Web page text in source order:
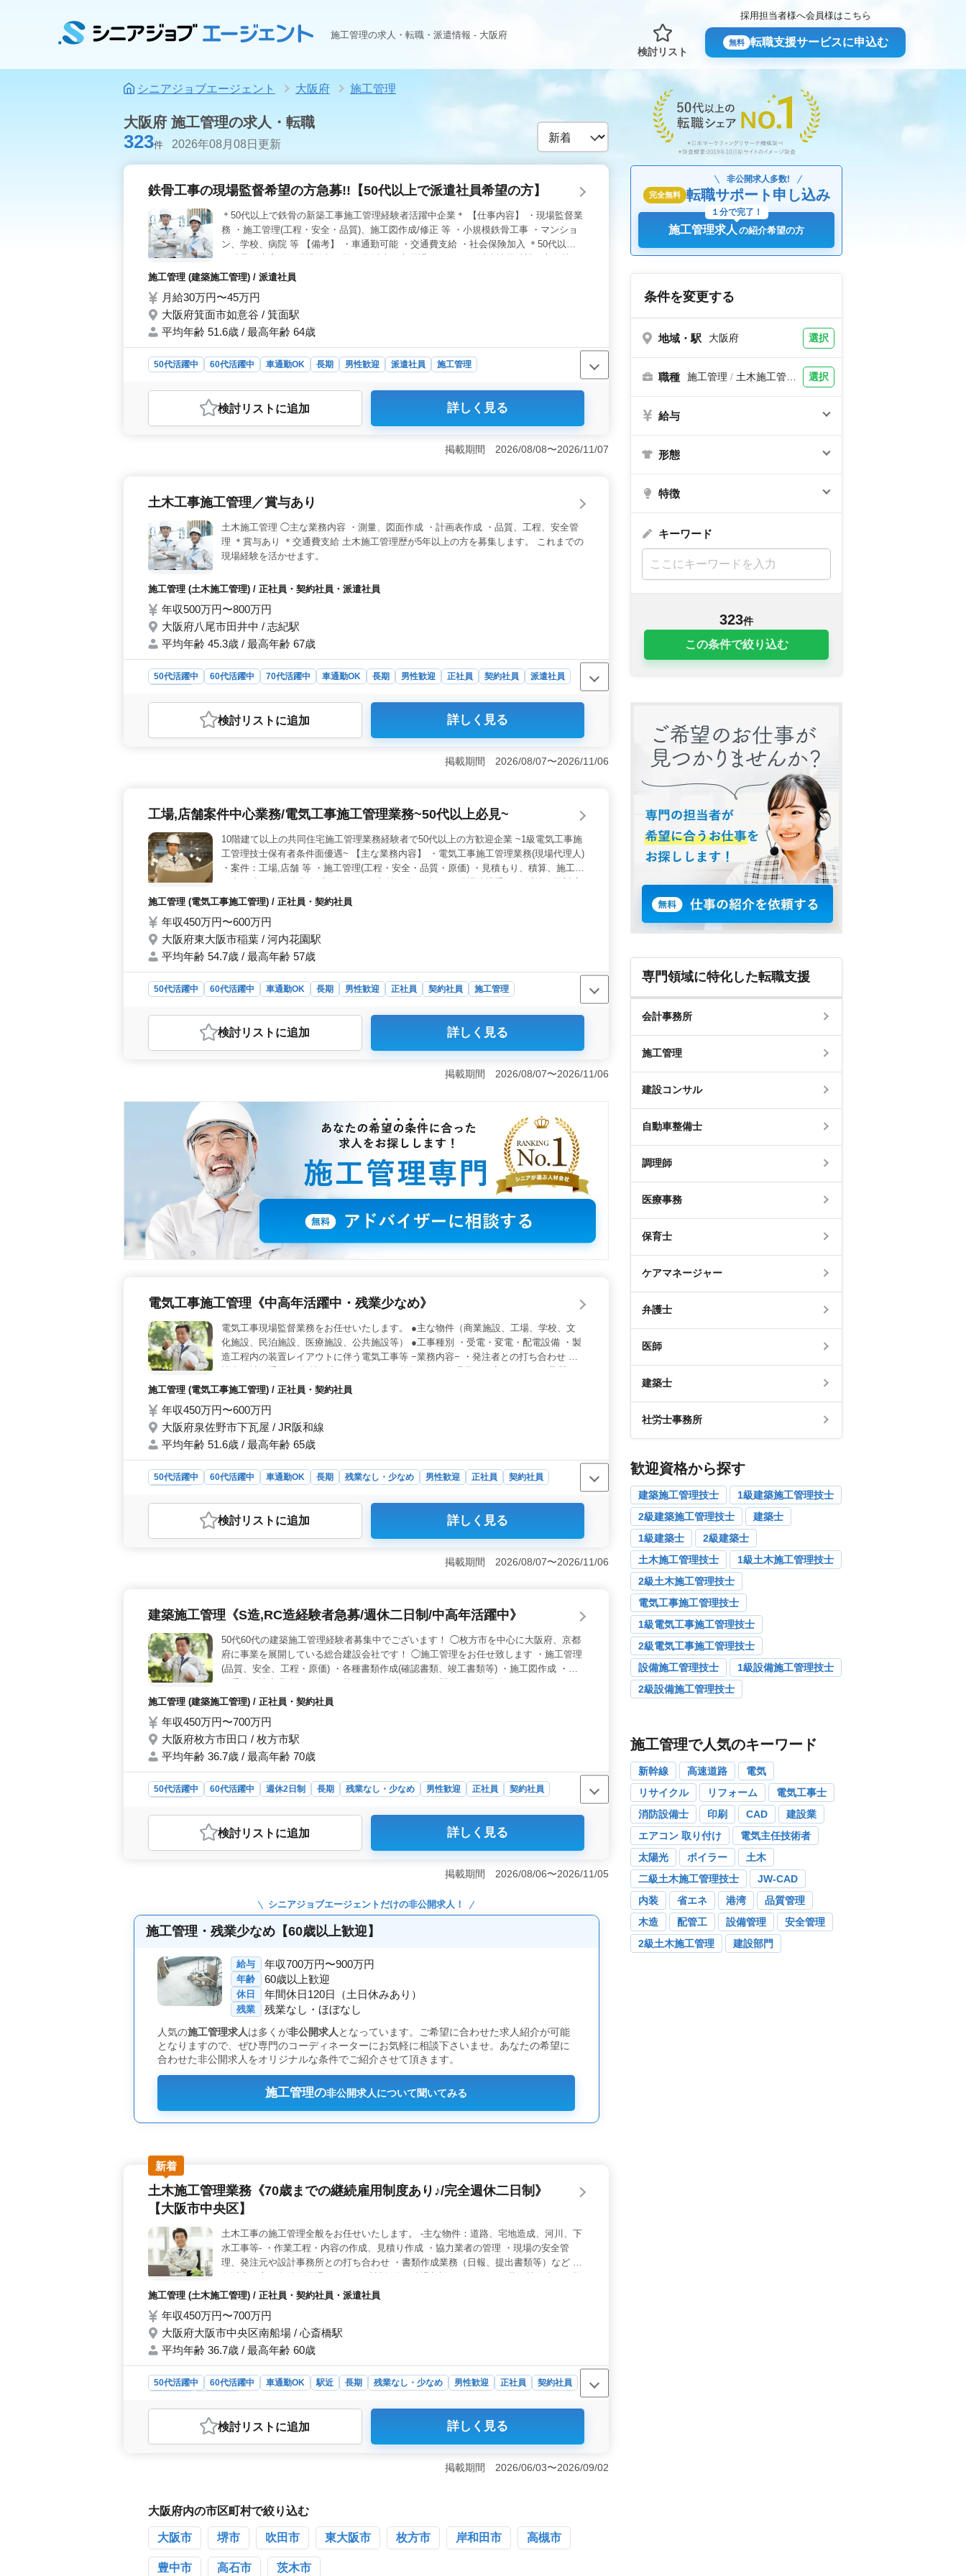
施工管理の求人・転職・派遣情報 - 大阪府
検討リスト
採用担当者様へ会員様はこちら
無料 転職支援サービスに申込む
シニアジョブエージェント 大阪府 施工管理
完全無料
非公開求人多数!
転職サポート申し込み
施工管理求人 の紹介希望の方
１分で完了！
条件を変更する
地域・駅 大阪府 選択
職種 施工管理 / 土木施工管
選択
給与
形態
特徴
キーワード
323件
この条件で絞り込む
大阪府 施工管理の求人・転職
323件 2026年08月08日更新
鉄骨工事の現場監督希望の方急募!!【50代以上で派遣社員希望の方】
＊50代以上で鉄骨の新築工事施工管理経験者活躍中企業＊ 【仕事内容】 ・現場監督業
務 ・施工管理(工程・安全・品質)、施工図作成/修正 等 ・小規模鉄骨工事 ・マンショ
ン、学校、病院 等 【備考】 ・車通勤可能 ・交通費支給 ・社会保険加入 ＊50代以上
ます。ご応募お待ちしております。
施工管理 (建築施工管理) / 派遣社員
月給30万円〜45万円
大阪府箕面市如意谷 / 箕面駅
平均年齢 51.6歳 / 最高年齢 64歳
50代活躍中 60代活躍中 車通勤OK 長期 男性歓迎 派遣社員 施工管理
おすすめポイント
＜経験とスキルを活かす場＞ 鉄骨工事の現場監督を求める案件です。50代以上の方々の経験を
活かし、派遣社員として即戦力としてご活躍いただける環境を提供しています。経験豊富な方々
監督業務のほか、施工管理、工程管理、安全管理、品質管理などを担当します。建築物の建設に
募集しており、即戦力としてご活躍いただける方々のご応募をお待ちしています。
検討リスト に追加 詳しく見る
掲載期間 2026/08/08〜2026/11/07
土木工事施工管理／賞与あり
土木施工管理 ◯主な業務内容 ・測量、図面作成 ・計画表作成 ・品質、工程、安全管
理 ＊賞与あり ＊交通費支給 土木施工管理歴が5年以上の方を募集します。 これまでの
現場経験を活かせます。
施工管理 (土木施工管理) / 正社員・契約社員・派遣社員
年収500万円〜800万円
大阪府八尾市田井中 / 志紀駅
平均年齢 45.3歳 / 最高年齢 67歳
50代活躍中 60代活躍中 70代活躍中 車通勤OK 長期 男性歓迎 正社員 契約社員
派遣社員
おすすめポイント
＜シニア世代が活躍している職場＞ シニア世代のスタッフが活躍しており、年齢に関係なくこ
経験を活かせる土木施工管理業務＞ 土木工事における施工管理として、測量や図面作成、計画
厚生年金などの各種保険を完備しているため、安心して長く働ける環境です。
検討リスト に追加 詳しく見る
掲載期間 2026/08/07〜2026/11/06
工場,店舗案件中心業務/電気工事施工管理業務~50代以上必見~
10階建て以上の共同住宅施工管理業務経験者で50代以上の方歓迎企業 ~1級電気工事施
工管理技士保有者条件面優遇~ 【主な業務内容】 ・電気工事施工管理業務(現場代理人)
・案件：工場,店舗 等 ・施工管理(工程・安全・品質・原価) ・見積もり、積算、施工計
等 【備考】 ・車通勤可能 ・作業着支給 ・交通費全額支給 ・資格手当てあり ＊50代
経験者募集 お気軽にお問い合わせ下さい。ご応募お待ちしております
施工管理 (電気工事施工管理) / 正社員・契約社員
年収450万円〜600万円
大阪府東大阪市稲葉 / 河内花園駅
平均年齢 54.7歳 / 最高年齢 57歳
50代活躍中 60代活躍中 車通勤OK 長期 男性歓迎 正社員 契約社員 施工管理
＜ベテラン活躍中＞ 50代以上の方々が中心に活躍している環境で、長年の経験を活かして更な
るスキルアップを目指しませんか。お互いが切磋琢磨し合いながら、安定した職場でのキャリア
働きやすさを追求しています。車通勤が可能で、交通費も全額支給。資格手当や作業着の支給な
ップを目指す方に最適な職場です。
検討リスト に追加 詳しく見る
掲載期間 2026/08/07〜2026/11/06
電気工事施工管理《中高年活躍中・残業少なめ》
電気工事現場監督業務をお任せいたします。 ●主な物件（商業施設、工場、学校、文
化施設、民泊施設、医療施設、公共施設等） ●工事種別 ・受電・変電・配電設備 ・製
造工程内の装置レイアウトに伴う電気工事等 −業務内容− ・発注者との打ち合わせ ・
協力会社の手配 ・資材発注 ・見積もり、積算 ・施工管理業務（安全・工程・品質・
原価） ・竣工図書作成 ・CADでの図面修正業務 ※ベテランシニア歓迎（50代、60代
施工管理 (電気工事施工管理) / 正社員・契約社員
年収450万円〜600万円
大阪府泉佐野市下瓦屋 / JR阪和線
平均年齢 51.6歳 / 最高年齢 65歳
50代活躍中 60代活躍中 車通勤OK 長期 残業なし・少なめ 男性歓迎 正社員
契約社員
おすすめポイント
＜電気工事管理の魅力＞ このポジションは、50代や60代の経験者にピッタリです。残業が少な
トがあります。 ＜経験者の歓迎＞ 5年以上の電気工事施工管理経験が必要です。1,2級電気
検討リスト に追加 詳しく見る
掲載期間 2026/08/07〜2026/11/06
建築施工管理《S造,RC造経験者急募/週休二日制/中高年活躍中》
50代60代の建築施工管理経験者募集中でございます！ ◯枚方市を中心に大阪府、京都
府に事業を展開している総合建設会社です！ ◯施工管理をお任せ致します ・施工管理
(品質、安全、工程・原価) ・各種書類作成(確認書類、竣工書類等) ・施工図作成 ・職
テラン層積極採用中です ☆労務環境改善に取り組んでいます ※単身用宿舎あります
施工管理 (建築施工管理) / 正社員・契約社員
年収450万円〜700万円
大阪府枚方市田口 / 枚方市駅
平均年齢 36.7歳 / 最高年齢 70歳
50代活躍中 60代活躍中 週休2日制 長期 残業なし・少なめ 男性歓迎 正社員
契約社員
おすすめポイント
＜安定した雇用と働きやすさ＞ 建築施工管理の経験者にとって、週休2日制や残業少なめは大
す。長期的な雇用を望む方に最適な環境です。 ＜経験を活かす場＞ 中高年の方々も歓迎さ
かしながらさらなる成長を遂げることができます。労務環境の改善にも注力し、働きやすさを追
求しています。 ＜地域密着の魅力＞ 大阪府や京都府など、地域に根ざした事業展開が特徴
です。地元での安定した雇用と、仕事と生活の両立を実現できる点が魅力です。地域社会に貢献
しながら建築施工管理の専門知識を活かせる環境が整っています。
検討リスト に追加 詳しく見る
掲載期間 2026/08/06〜2026/11/05
シニアジョブエージェントだけの非公開求人！
施工管理・残業少なめ【60歳以上歓迎】
給与 年収700万円〜900万円
年齢 60歳以上歓迎
休日 年間休日120日（土日休みあり）
残業 残業なし・ほぼなし
人気の施工管理求人は多くが非公開求人 となっています。ご希望に合わせた求人紹介が可能
となりますので、ぜひ専門のコーディネーターにお気軽に相談下さいませ。あなたの希望に
合わせた非公開求人をオリジナルな条件でご紹介させて頂きます。
施工管理の非公開求人について聞いてみる
新着
土木施工管理業務《70歳までの継続雇用制度あり♪/完全週休二日制》
【大阪市中央区】
土木工事の施工管理全般をお任せいたします。 -主な物件：道路、宅地造成、河川、下
水工事等- ・作業工程・内容の作成、見積り作成 ・協力業者の管理 ・現場の安全管
理、発注元や設計事務所との打ち合わせ ・書類作成業務（日報、提出書類等）など 10
者の力を必要としています！ 最近60代技術者も採用しました。 年齢ではなく経験のあ
施工管理 (土木施工管理) / 正社員・契約社員・派遣社員
年収450万円〜700万円
大阪府大阪市中央区南船場 / 心斎橋駅
平均年齢 36.7歳 / 最高年齢 60歳
50代活躍中 60代活躍中 車通勤OK 駅近 長期 残業なし・少なめ 男性歓迎 正社員
契約社員
おすすめポイント
＜安心のキャリアサポート＞ 70歳までの継続雇用制度が導入されており、経験豊富な技術者が
きる点が魅力です。 ＜働きやすい環境＞ 完全週休二日制が採用されており、プライベート
は条件面で優遇され、豊富な経験を活かして仕事に取り組むことができます。若手技術者との連
検討リスト に追加 詳しく見る
掲載期間 2026/06/03〜2026/09/02
大阪府内の市区町村で絞り込む
大阪市 堺市 吹田市 東大阪市 枚方市 岸和田市 高槻市
豊中市 高石市 茨木市
専門領域に特化した転職支援
会計事務所
施工管理
建設コンサル
自動車整備士
調理師
医療事務
保育士
ケアマネージャー
弁護士
医師
建築士
社労士事務所
歓迎資格から探す
建築施工管理技士
1級建築施工管理技士
2級建築施工管理技士
建築士
1級建築士
2級建築士
土木施工管理技士
1級土木施工管理技士
2級土木施工管理技士
電気工事施工管理技士
1級電気工事施工管理技士
2級電気工事施工管理技士
設備施工管理技士
1級設備施工管理技士
2級設備施工管理技士
施工管理で人気のキーワード
新幹線 高速道路
電気
リサイクル
リフォーム
電気工事士
消防設備士
印刷 CAD
建設業
エアコン 取り付け
電気主任技術者
太陽光
ボイラー
土木
二級土木施工管理技士
JW-CAD
内装
省エネ 港湾
品質管理
木造
配管工 設備管理
安全管理
2級土木施工管理
建設部門